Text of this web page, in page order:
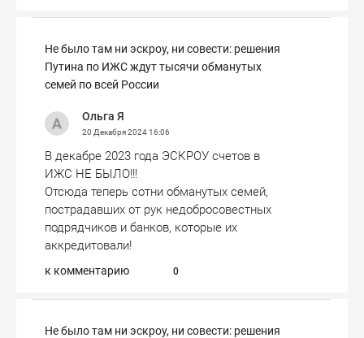
Не было там ни эскроу, ни совести: решения
Путина по ИЖС ждут тысячи обманутых
семей по всей России
Ольга Я
20 Декабря 202416:06
В декабре 2023 года ЭСКРОУ счетов в
ИЖС НЕ БЫЛО!!!
Отсюда теперь сотни обманутых семей,
пострадавших от рук недобросовестных
подрядчиков и банков, которые их
аккредитовали!
к комментарию 0
Не было там ни эскроу, ни совести: решения